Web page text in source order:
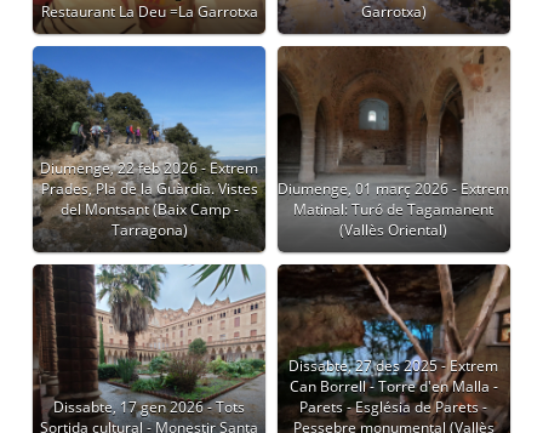
Restaurant La Deu =La Garrotxa
Garrotxa)
Diumenge, 22 feb 2026 - Extrem
Prades, Pla de la Guàrdia. Vistes
del Montsant (Baix Camp -
Tarragona)
Diumenge, 01 març 2026 - Extrem
Matinal: Turó de Tagamanent
(Vallès Oriental)
Dissabte, 17 gen 2026 - Tots
Sortida cultural - Monestir Santa
Dissabte, 27 des 2025 - Extrem
Can Borrell - Torre d'en Malla -
Parets - Església de Parets -
Pessebre monumental (Vallès